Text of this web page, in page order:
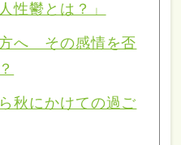
性鬱とは？」
へ その感情を否
にかけての過ご